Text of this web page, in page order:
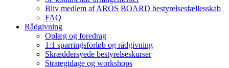
Bliv medlem af AROS BOARD bestyrelsesfællesskab
FAQ
Rådgivning
Oplæg og foredrag
1:1 sparringsforløb og rådgivning
Skræddersyede bestyrelseskurser
Strategidage og workshops